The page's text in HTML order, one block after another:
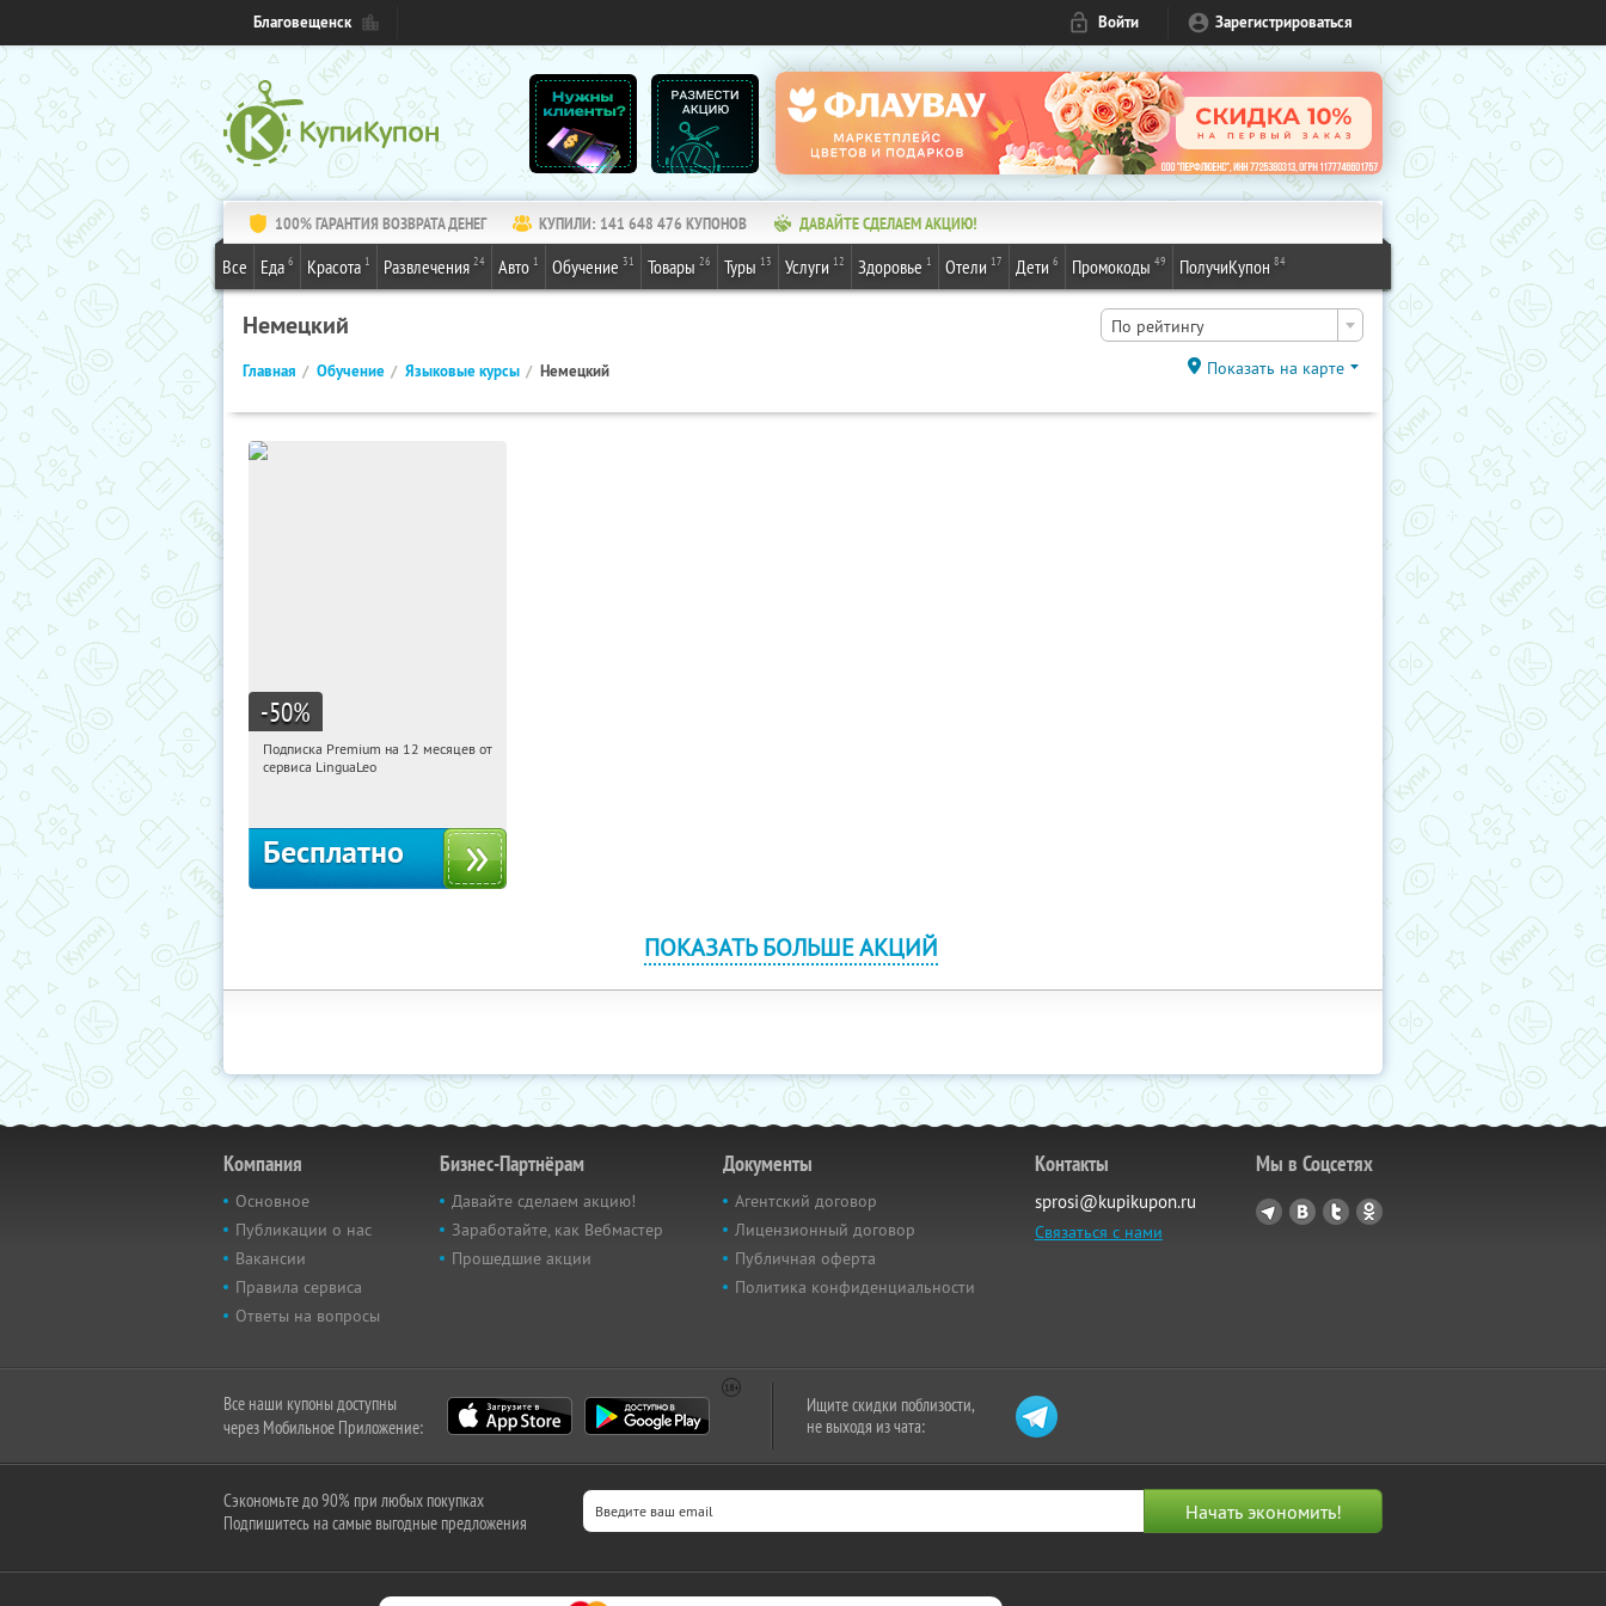
Благовещенск Войти Зарегистрироваться
100% ГАРАНТИЯ ВОЗВРАТА ДЕНЕГ КУПИЛИ: 141 648 476 КУПОНОВ ДАВАЙТЕ СДЕЛАЕМ АКЦИЮ!
Все Еда 6 Красота 1 Развлечения 24 Авто 1 Обучение 31 Товары 26 Туры 13 Услуги 12 Здоровье 1 Отели 17 Дети 6 Промокоды 49 ПолучиКупон 84
Немецкий По рейтингу
Главная Обучение Языковые курсы Немецкий Показать на карте
-50%
04:23:20
Получи первым!
Подписка Premium на 12 месяцев от
сервиса LinguaLeo
Бесплатно
ПОКАЗАТЬ БОЛЬШЕ АКЦИЙ
Компания
Основное
Публикации о нас
Вакансии
Правила сервиса
Ответы на вопросы
Бизнес-Партнёрам
Давайте сделаем акцию!
Заработайте, как Вебмастер
Прошедшие акции
Документы
Агентский договор
Лицензионный договор
Публичная оферта
Политика конфиденциальности
Контакты
sprosi@kupikupon.ru
Связаться с нами
Мы в Соцсетях
Все наши купоны доступны
через Мобильное Приложение:
Ищите скидки поблизости,
не выходя из чата:
Сэкономьте до 90% при любых покупках
Подпишитесь на самые выгодные предложения